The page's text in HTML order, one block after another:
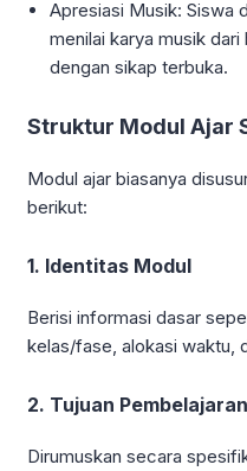
Apresiasi Musik: Siswa
menilai karya musik
dengan sikap terbuka.
Struktur Modul Ajar
Modul ajar biasanya
berikut:
1. Identitas Modul
Berisi informasi dasar
kelas/fase, alokasi waktu,
2. Tujuan Pembelajaran
Dirumuskan secara